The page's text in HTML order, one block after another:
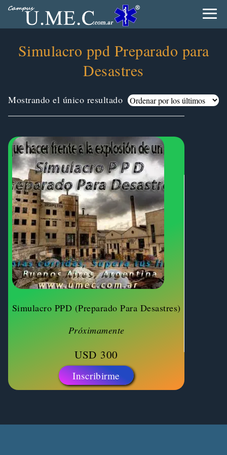
Simulacro ppd Preparado para
Desastres
Mostrando el único resultado
Simulacro PPD (Preparado Para Desastres)
Próximamente
USD 300
Inscribirme